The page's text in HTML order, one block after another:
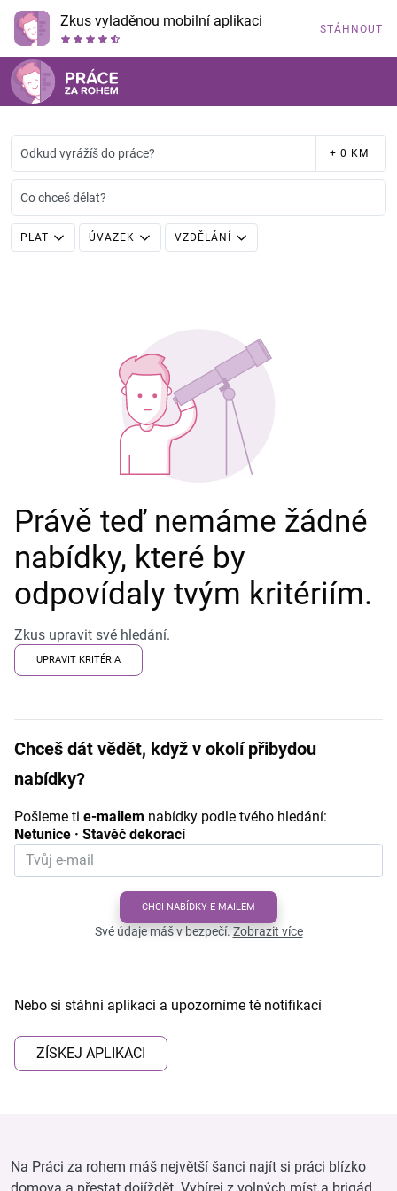
Zkus vyladěnou mobilní aplikaci STÁHNOUT
Odkud vyrážíš do práce? + 0 KM
Co chceš dělat?
PLAT ÚVAZEK VZDĚLÁNÍ
Právě teď nemáme žádné
nabídky, které by
odpovídaly tvým kritériím.
Zkus upravit své hledání.
UPRAVIT KRITÉRIA
Chceš dát vědět, když v okolí přibydou
nabídky?
Pošleme ti e-mailem nabídky podle tvého hledání:
Netunice · Stavěč dekorací
CHCI NABÍDKY E-MAILEM
Své údaje máš v bezpečí.Zobrazit více
Nebo si stáhni aplikaci a upozorníme tě notifikací
ZÍSKEJ APLIKACI
Na Práci za rohem máš největší šanci najít si práci blízko
domova a přestat dojíždět. Vybírej z volných míst a brigád